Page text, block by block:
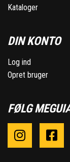
Kataloger
DIN KONTO
Log ind
Opret bruger
FØLG